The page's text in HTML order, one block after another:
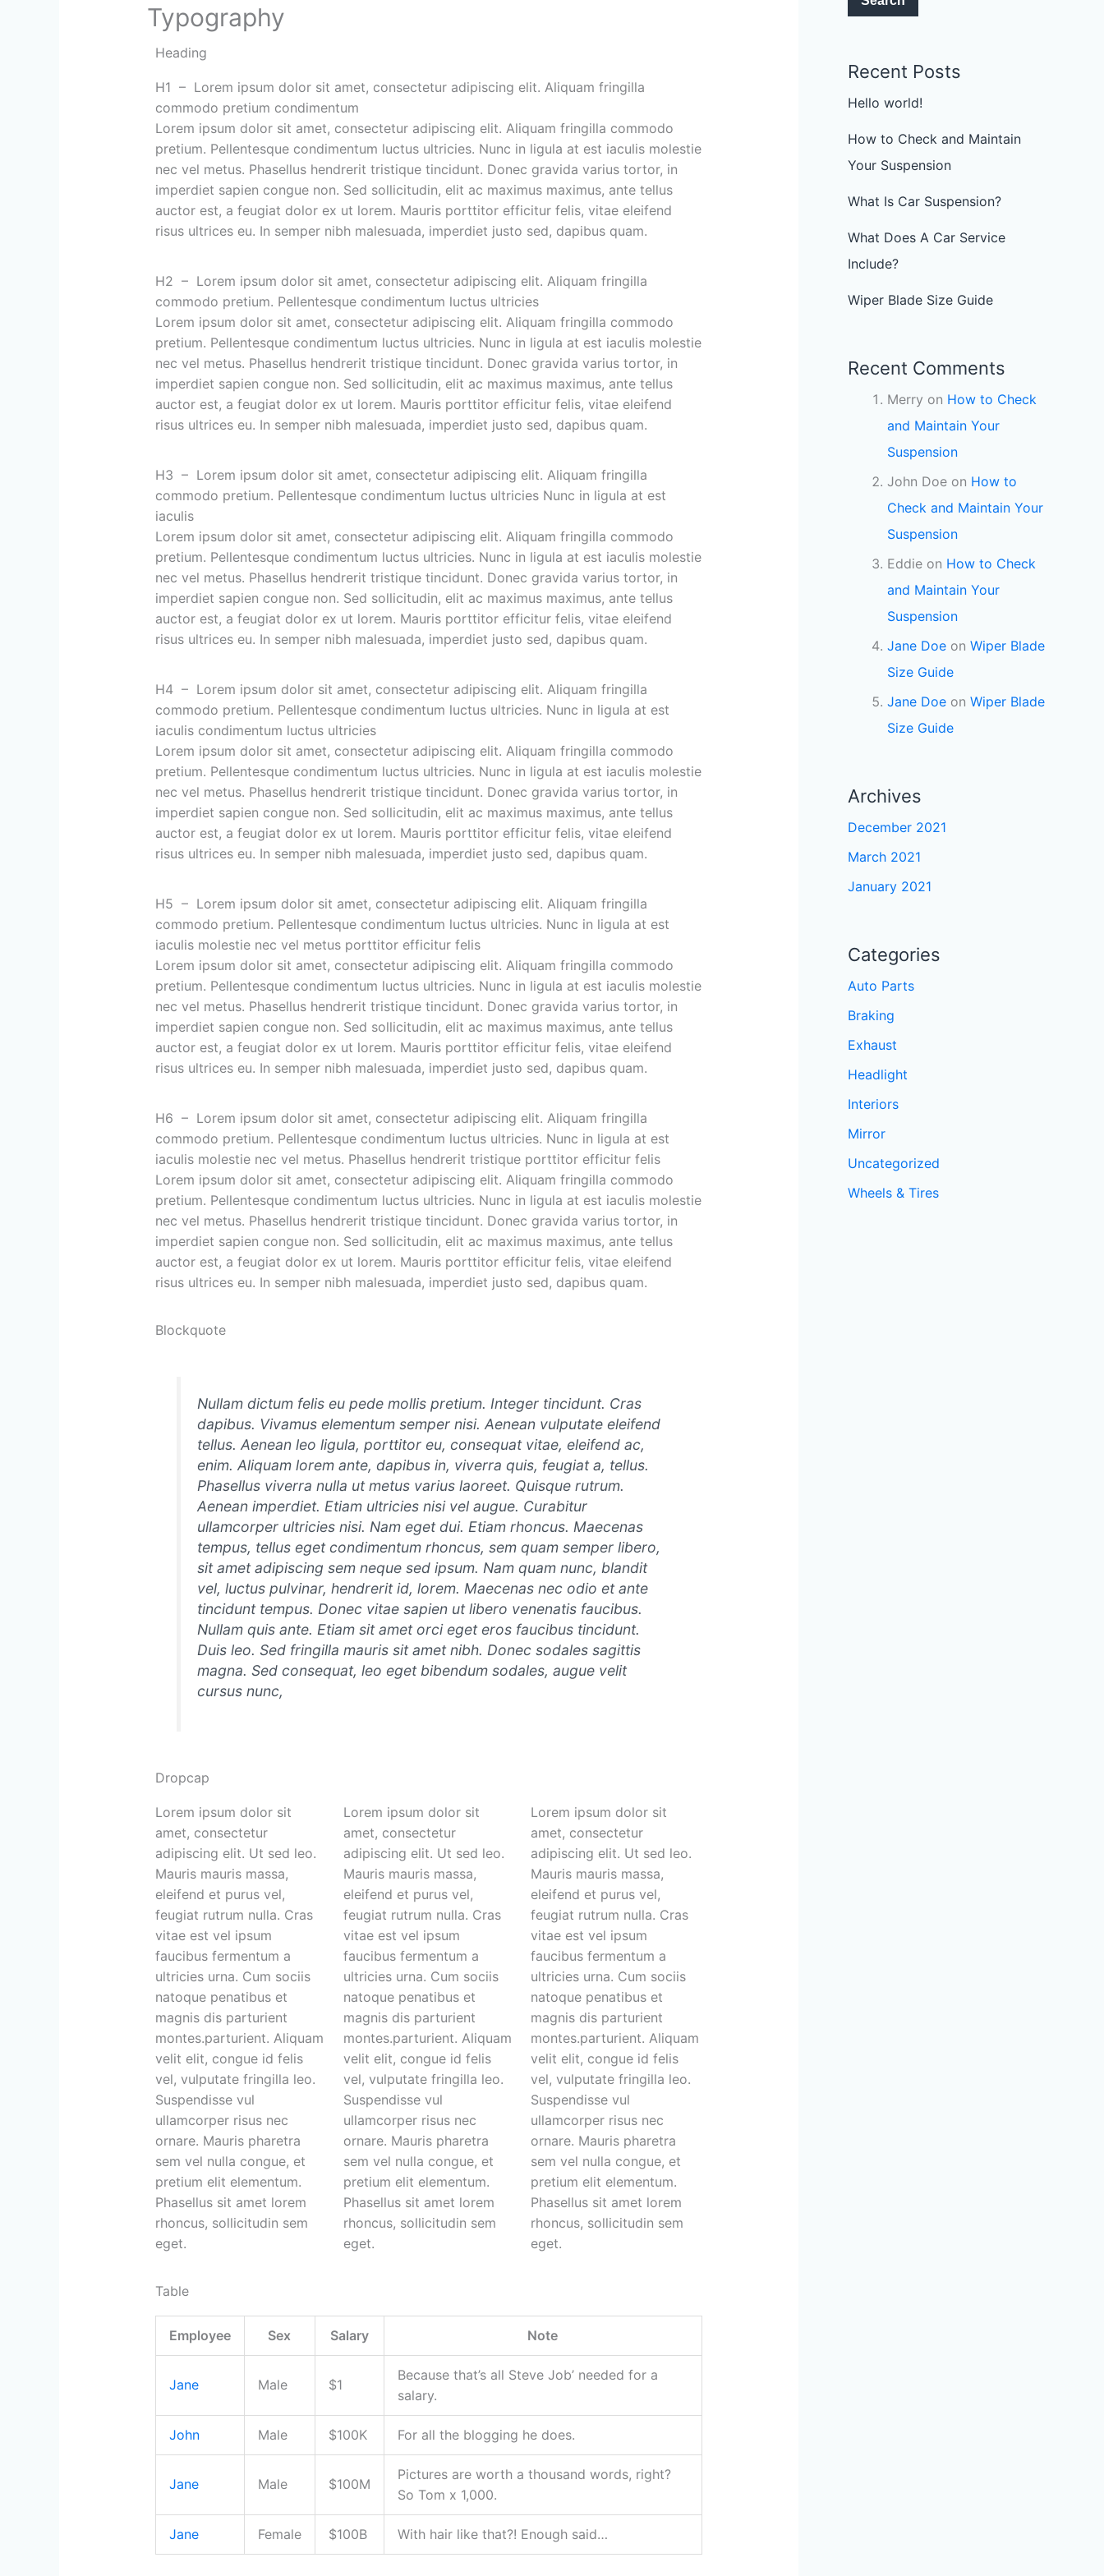
Typography
Heading
H1 – Lorem ipsum dolor sit amet, consectetur adipiscing elit. Aliquam fringilla
commodo pretium condimentum
Lorem ipsum dolor sit amet, consectetur adipiscing elit. Aliquam fringilla commodo
pretium. Pellentesque condimentum luctus ultricies. Nunc in ligula at est iaculis molestie
nec vel metus. Phasellus hendrerit tristique tincidunt. Donec gravida varius tortor, in
imperdiet sapien congue non. Sed sollicitudin, elit ac maximus maximus, ante tellus
auctor est, a feugiat dolor ex ut lorem. Mauris porttitor efficitur felis, vitae eleifend
risus ultrices eu. In semper nibh malesuada, imperdiet justo sed, dapibus quam.
H2 – Lorem ipsum dolor sit amet, consectetur adipiscing elit. Aliquam fringilla
commodo pretium. Pellentesque condimentum luctus ultricies
Lorem ipsum dolor sit amet, consectetur adipiscing elit. Aliquam fringilla commodo
pretium. Pellentesque condimentum luctus ultricies. Nunc in ligula at est iaculis molestie
nec vel metus. Phasellus hendrerit tristique tincidunt. Donec gravida varius tortor, in
imperdiet sapien congue non. Sed sollicitudin, elit ac maximus maximus, ante tellus
auctor est, a feugiat dolor ex ut lorem. Mauris porttitor efficitur felis, vitae eleifend
risus ultrices eu. In semper nibh malesuada, imperdiet justo sed, dapibus quam.
H3 – Lorem ipsum dolor sit amet, consectetur adipiscing elit. Aliquam fringilla
commodo pretium. Pellentesque condimentum luctus ultricies Nunc in ligula at est
iaculis
Lorem ipsum dolor sit amet, consectetur adipiscing elit. Aliquam fringilla commodo
pretium. Pellentesque condimentum luctus ultricies. Nunc in ligula at est iaculis molestie
nec vel metus. Phasellus hendrerit tristique tincidunt. Donec gravida varius tortor, in
imperdiet sapien congue non. Sed sollicitudin, elit ac maximus maximus, ante tellus
auctor est, a feugiat dolor ex ut lorem. Mauris porttitor efficitur felis, vitae eleifend
risus ultrices eu. In semper nibh malesuada, imperdiet justo sed, dapibus quam.
H4 – Lorem ipsum dolor sit amet, consectetur adipiscing elit. Aliquam fringilla
commodo pretium. Pellentesque condimentum luctus ultricies. Nunc in ligula at est
iaculis condimentum luctus ultricies
Lorem ipsum dolor sit amet, consectetur adipiscing elit. Aliquam fringilla commodo
pretium. Pellentesque condimentum luctus ultricies. Nunc in ligula at est iaculis molestie
nec vel metus. Phasellus hendrerit tristique tincidunt. Donec gravida varius tortor, in
imperdiet sapien congue non. Sed sollicitudin, elit ac maximus maximus, ante tellus
auctor est, a feugiat dolor ex ut lorem. Mauris porttitor efficitur felis, vitae eleifend
risus ultrices eu. In semper nibh malesuada, imperdiet justo sed, dapibus quam.
H5 – Lorem ipsum dolor sit amet, consectetur adipiscing elit. Aliquam fringilla
commodo pretium. Pellentesque condimentum luctus ultricies. Nunc in ligula at est
iaculis molestie nec vel metus porttitor efficitur felis
Lorem ipsum dolor sit amet, consectetur adipiscing elit. Aliquam fringilla commodo
pretium. Pellentesque condimentum luctus ultricies. Nunc in ligula at est iaculis molestie
nec vel metus. Phasellus hendrerit tristique tincidunt. Donec gravida varius tortor, in
imperdiet sapien congue non. Sed sollicitudin, elit ac maximus maximus, ante tellus
auctor est, a feugiat dolor ex ut lorem. Mauris porttitor efficitur felis, vitae eleifend
risus ultrices eu. In semper nibh malesuada, imperdiet justo sed, dapibus quam.
H6 – Lorem ipsum dolor sit amet, consectetur adipiscing elit. Aliquam fringilla
commodo pretium. Pellentesque condimentum luctus ultricies. Nunc in ligula at est
iaculis molestie nec vel metus. Phasellus hendrerit tristique porttitor efficitur felis
Lorem ipsum dolor sit amet, consectetur adipiscing elit. Aliquam fringilla commodo
pretium. Pellentesque condimentum luctus ultricies. Nunc in ligula at est iaculis molestie
nec vel metus. Phasellus hendrerit tristique tincidunt. Donec gravida varius tortor, in
imperdiet sapien congue non. Sed sollicitudin, elit ac maximus maximus, ante tellus
auctor est, a feugiat dolor ex ut lorem. Mauris porttitor efficitur felis, vitae eleifend
risus ultrices eu. In semper nibh malesuada, imperdiet justo sed, dapibus quam.
Blockquote
Nullam dictum felis eu pede mollis pretium. Integer tincidunt. Cras
dapibus. Vivamus elementum semper nisi. Aenean vulputate eleifend
tellus. Aenean leo ligula, porttitor eu, consequat vitae, eleifend ac,
enim. Aliquam lorem ante, dapibus in, viverra quis, feugiat a, tellus.
Phasellus viverra nulla ut metus varius laoreet. Quisque rutrum.
Aenean imperdiet. Etiam ultricies nisi vel augue. Curabitur
ullamcorper ultricies nisi. Nam eget dui. Etiam rhoncus. Maecenas
tempus, tellus eget condimentum rhoncus, sem quam semper libero,
sit amet adipiscing sem neque sed ipsum. Nam quam nunc, blandit
vel, luctus pulvinar, hendrerit id, lorem. Maecenas nec odio et ante
tincidunt tempus. Donec vitae sapien ut libero venenatis faucibus.
Nullam quis ante. Etiam sit amet orci eget eros faucibus tincidunt.
Duis leo. Sed fringilla mauris sit amet nibh. Donec sodales sagittis
magna. Sed consequat, leo eget bibendum sodales, augue velit
cursus nunc,
Dropcap
Lorem ipsum dolor sit
amet, consectetur
adipiscing elit. Ut sed leo.
Mauris mauris massa,
eleifend et purus vel,
feugiat rutrum nulla. Cras
vitae est vel ipsum
faucibus fermentum a
ultricies urna. Cum sociis
natoque penatibus et
magnis dis parturient
montes.parturient. Aliquam
velit elit, congue id felis
vel, vulputate fringilla leo.
Suspendisse vul
ullamcorper risus nec
ornare. Mauris pharetra
sem vel nulla congue, et
pretium elit elementum.
Phasellus sit amet lorem
rhoncus, sollicitudin sem
eget.
Lorem ipsum dolor sit
amet, consectetur
adipiscing elit. Ut sed leo.
Mauris mauris massa,
eleifend et purus vel,
feugiat rutrum nulla. Cras
vitae est vel ipsum
faucibus fermentum a
ultricies urna. Cum sociis
natoque penatibus et
magnis dis parturient
montes.parturient. Aliquam
velit elit, congue id felis
vel, vulputate fringilla leo.
Suspendisse vul
ullamcorper risus nec
ornare. Mauris pharetra
sem vel nulla congue, et
pretium elit elementum.
Phasellus sit amet lorem
rhoncus, sollicitudin sem
eget.
Lorem ipsum dolor sit
amet, consectetur
adipiscing elit. Ut sed leo.
Mauris mauris massa,
eleifend et purus vel,
feugiat rutrum nulla. Cras
vitae est vel ipsum
faucibus fermentum a
ultricies urna. Cum sociis
natoque penatibus et
magnis dis parturient
montes.parturient. Aliquam
velit elit, congue id felis
vel, vulputate fringilla leo.
Suspendisse vul
ullamcorper risus nec
ornare. Mauris pharetra
sem vel nulla congue, et
pretium elit elementum.
Phasellus sit amet lorem
rhoncus, sollicitudin sem
eget.
Table
Employee Sex Salary Note
Jane Male $1
Because that’s all Steve Job’ needed for a
salary.
John Male $100K For all the blogging he does.
Jane Male $100M
Pictures are worth a thousand words, right?
So Tom x 1,000.
Jane Female $100B With hair like that?! Enough said…
Recent Posts
Hello world!
How to Check and Maintain
Your Suspension
What Is Car Suspension?
What Does A Car Service
Include?
Wiper Blade Size Guide
Recent Comments
Merry on How to Check
and Maintain Your
Suspension
John Doe on How to
Check and Maintain Your
Suspension
Eddie on How to Check
and Maintain Your
Suspension
Jane Doe on Wiper Blade
Size Guide
Jane Doe on Wiper Blade
Size Guide
Archives
December 2021
March 2021
January 2021
Categories
Auto Parts
Braking
Exhaust
Headlight
Interiors
Mirror
Uncategorized
Wheels & Tires